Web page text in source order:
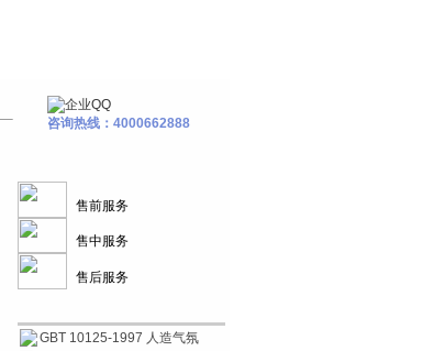
咨询热线：4000662888
售前服务
售中服务
售后服务
GBT 10125-1997 人造气氛